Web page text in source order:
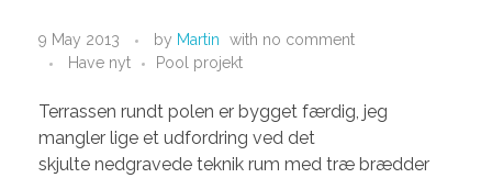
9 May 2013 by Martin with no comment
Have nyt
Pool projekt
Terrassen rundt polen er bygget færdig, jeg
mangler lige et udfordring ved det
skjulte nedgravede teknik rum med træ brædder